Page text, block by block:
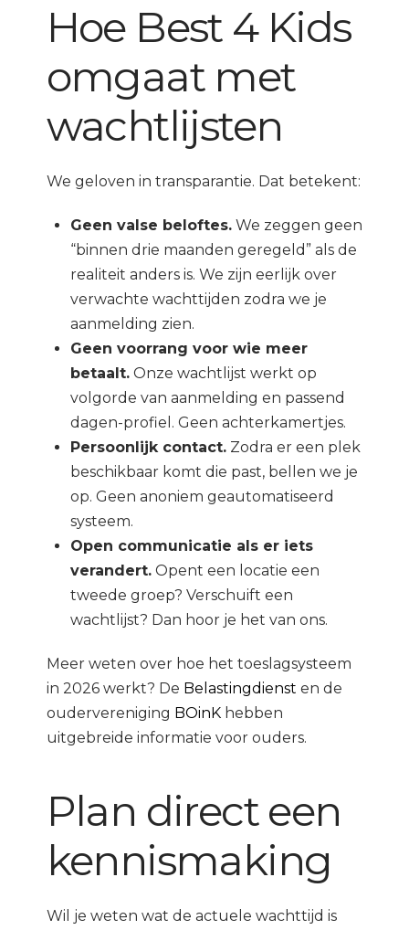
Hoe Best 4 Kids
omgaat met
wachtlijsten
We geloven in transparantie. Dat betekent:
Geen valse beloftes. We zeggen geen
“binnen drie maanden geregeld” als de
realiteit anders is. We zijn eerlijk over
verwachte wachttijden zodra we je
aanmelding zien.
Geen voorrang voor wie meer
betaalt. Onze wachtlijst werkt op
volgorde van aanmelding en passend
dagen-profiel. Geen achterkamertjes.
Persoonlijk contact. Zodra er een plek
beschikbaar komt die past, bellen we je
op. Geen anoniem geautomatiseerd
systeem.
Open communicatie als er iets
verandert. Opent een locatie een
tweede groep? Verschuift een
wachtlijst? Dan hoor je het van ons.
Meer weten over hoe het toeslagsysteem
in 2026 werkt? De Belastingdienst en de
oudervereniging BOinKhebben
uitgebreide informatie voor ouders.
Plan direct een
kennismaking
Wil je weten wat de actuele wachttijd is